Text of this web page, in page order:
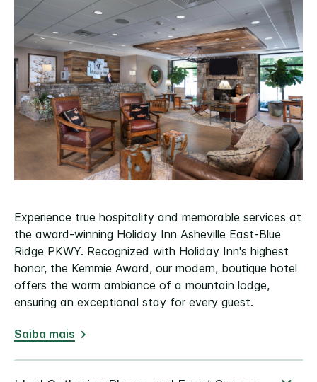
Experience true hospitality and memorable services at
the award-winning Holiday Inn Asheville East-Blue
Ridge PKWY. Recognized with Holiday Inn's highest
honor, the Kemmie Award, our modern, boutique hotel
offers the warm ambiance of a mountain lodge,
ensuring an exceptional stay for every guest.
Saiba mais